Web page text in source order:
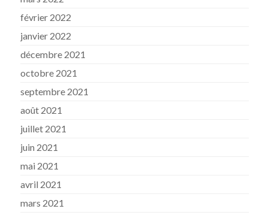
février 2022
janvier 2022
décembre 2021
octobre 2021
septembre 2021
août 2021
juillet 2021
juin 2021
mai 2021
avril 2021
mars 2021